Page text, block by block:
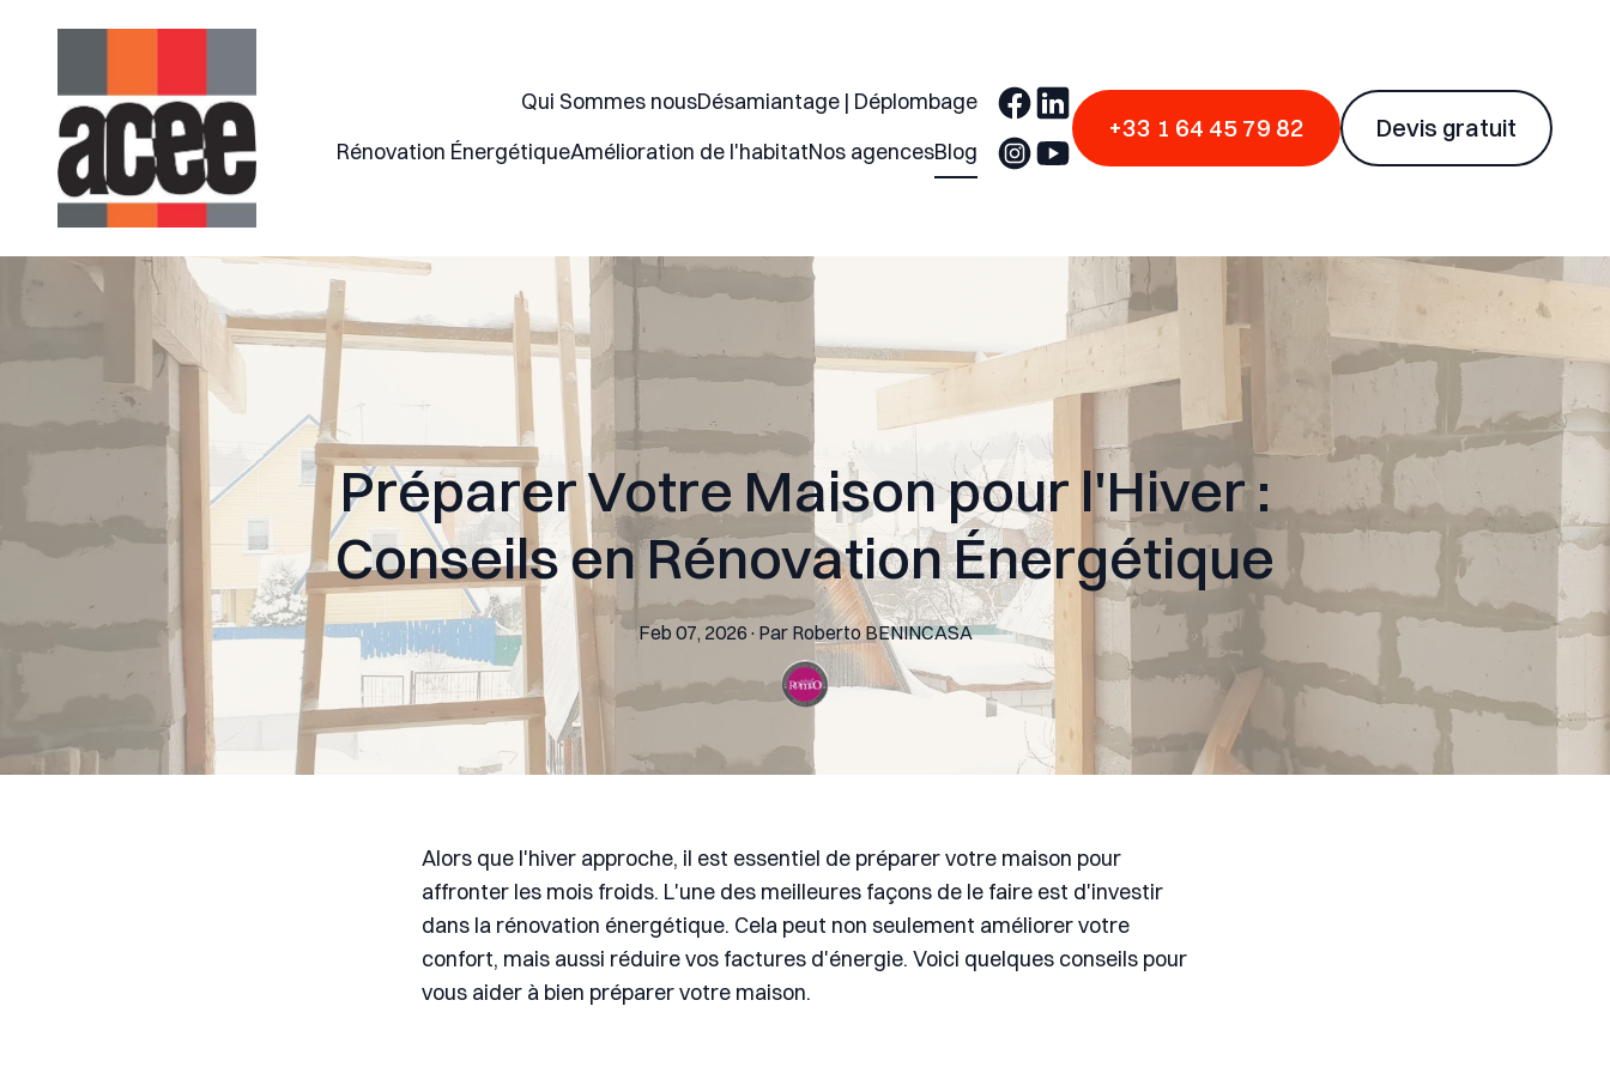
Qui Sommes nousDésamiantage | Déplombage
Rénovation ÉnergétiqueAmélioration de l'habitatNos agencesBlog
+33 1 64 45 79 82 Devis gratuit
Préparer Votre Maison pour l'Hiver :
Conseils en Rénovation Énergétique
Feb 07, 2026 · Par RobertoBENINCASA
Alors que l'hiver approche, il est essentiel de préparer votre maison pour
affronter les mois froids. L'une des meilleures façons de le faire est d'investir
dans la rénovation énergétique. Cela peut non seulement améliorer votre
confort, mais aussi réduire vos factures d'énergie. Voici quelques conseils pour
vous aider à bien préparer votre maison.